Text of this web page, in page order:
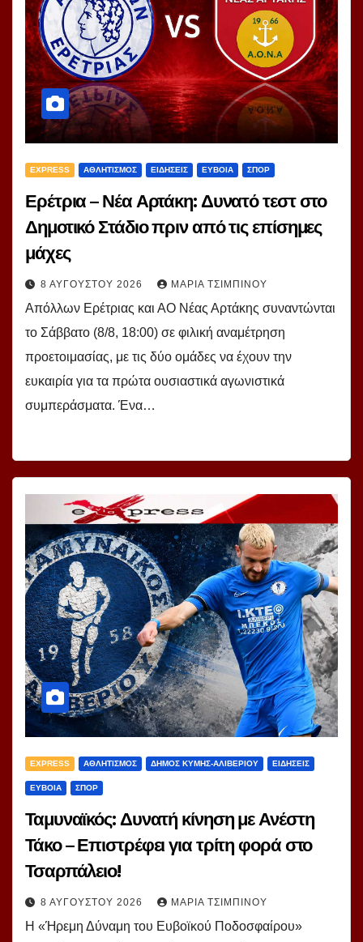
EXPRESS ΑΘΛΗΤΙΣΜΟΣ ΕΙΔΗΣΕΙΣ ΕΥΒΟΙΑ ΣΠΟΡ
Ερέτρια – Νέα Αρτάκη: Δυνατό τεστ στο
Δημοτικό Στάδιο πριν από τις επίσημες
μάχες
8 ΑΥΓΟΎΣΤΟΥ 2026 ΜΑΡΊΑ ΤΣΙΜΠΙΝΟΎ
Απόλλων Ερέτριας και ΑΟ Νέας Αρτάκης συναντώνται
το Σάββατο (8/8, 18:00) σε φιλική αναμέτρηση
προετοιμασίας, με τις δύο ομάδες να έχουν την
ευκαιρία για τα πρώτα ουσιαστικά αγωνιστικά
συμπεράσματα. Ένα…
EXPRESS ΑΘΛΗΤΙΣΜΟΣ ΔΗΜΟΣ ΚΥΜΗΣ-ΑΛΙΒΕΡΙΟΥ ΕΙΔΗΣΕΙΣ
ΕΥΒΟΙΑ ΣΠΟΡ
Ταμυναϊκός: Δυνατή κίνηση με Ανέστη
Τάκο – Επιστρέφει για τρίτη φορά στο
Τσαρπάλειο!
8 ΑΥΓΟΎΣΤΟΥ 2026 ΜΑΡΊΑ ΤΣΙΜΠΙΝΟΎ
Η «Ήρεμη Δύναμη του Ευβοϊκού Ποδοσφαίρου»